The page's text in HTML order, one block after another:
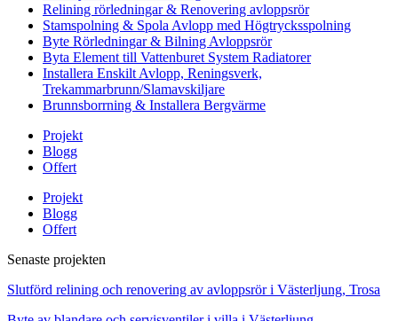
Relining rörledningar & Renovering avloppsrör
Stamspolning & Spola Avlopp med Högtrycksspolning
Byte Rörledningar & Bilning Avloppsrör
Byta Element till Vattenburet System Radiatorer
Installera Enskilt Avlopp, Reningsverk,
Trekammarbrunn/Slamavskiljare
Brunnsborrning & Installera Bergvärme
Projekt
Blogg
Offert
Projekt
Blogg
Offert
Senaste projekten
Slutförd relining och renovering av avloppsrör i Västerljung, Trosa